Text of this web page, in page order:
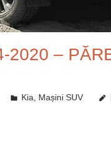
2020 –
Kia, Mașini SUV